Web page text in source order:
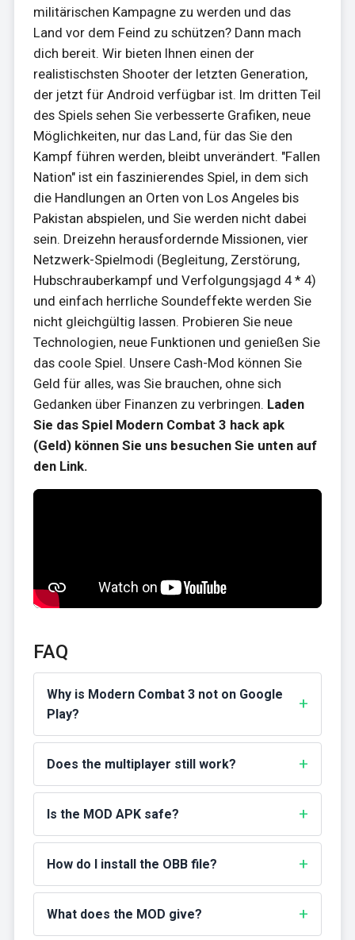
militärischen Kampagne zu werden und das
Land vor dem Feind zu schützen? Dann mach
dich bereit. Wir bieten Ihnen einen der
realistischsten Shooter der letzten Generation,
der jetzt für Android verfügbar ist. Im dritten Teil
des Spiels sehen Sie verbesserte Grafiken, neue
Möglichkeiten, nur das Land, für das Sie den
Kampf führen werden, bleibt unverändert. "Fallen
Nation" ist ein faszinierendes Spiel, in dem sich
die Handlungen an Orten von Los Angeles bis
Pakistan abspielen, und Sie werden nicht dabei
sein. Dreizehn herausfordernde Missionen, vier
Netzwerk-Spielmodi (Begleitung, Zerstörung,
Hubschrauberkampf und Verfolgungsjagd 4 * 4)
und einfach herrliche Soundeffekte werden Sie
nicht gleichgültig lassen. Probieren Sie neue
Technologien, neue Funktionen und genießen Sie
das coole Spiel. Unsere Cash-Mod können Sie
Geld für alles, was Sie brauchen, ohne sich
Gedanken über Finanzen zu verbringen. Laden
Sie das Spiel Modern Combat 3 hack apk
(Geld) können Sie uns besuchen Sie unten auf
den Link.
FAQ
Why is Modern Combat 3 not on Google
Play?
Does the multiplayer still work?
Is the MOD APK safe?
How do I install the OBB file?
What does the MOD give?